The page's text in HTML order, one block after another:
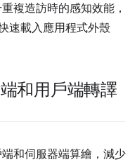
複造訪時的感知效能，
速載入應用程式外殼
和用戶端轉譯
和伺服器端算繪，減少